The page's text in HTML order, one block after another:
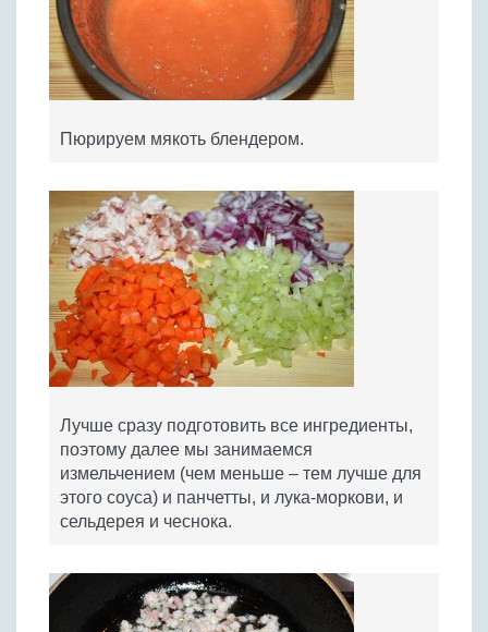
Пюрируем мякоть блендером.
Лучше сразу подготовить все ингредиенты,
поэтому далее мы занимаемся
измельчением (чем меньше – тем лучше для
этого соуса) и панчетты, и лука-моркови, и
сельдерея и чеснока.